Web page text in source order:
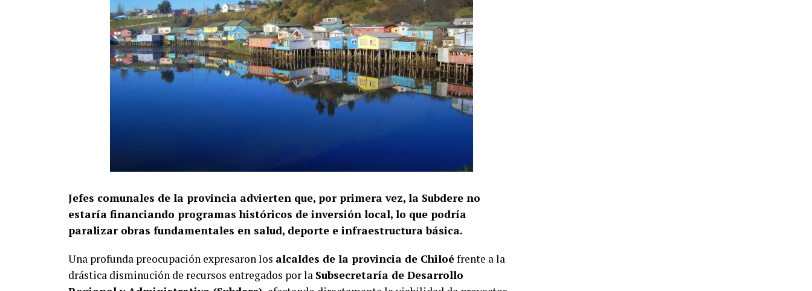
Jefes comunales de la provincia advierten que, por primera vez, la Subdere no
estaría financiando programas históricos de inversión local, lo que podría
paralizar obras fundamentales en salud, deporte e infraestructura básica.
Una profunda preocupación expresaron los alcaldes de la provincia de Chiloéfrente a la
drástica disminución de recursos entregados por la Subsecretaría de Desarrollo